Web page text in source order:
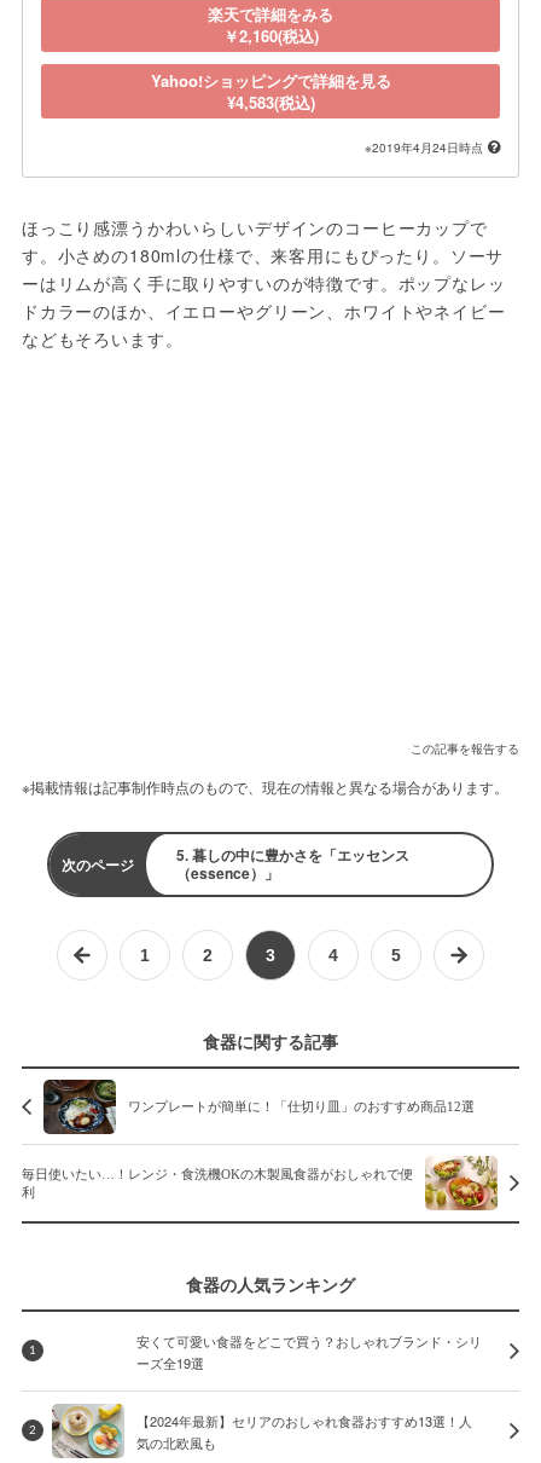
楽天で詳細をみる
￥2,160(税込)
Yahoo!ショッピングで詳細を見る
¥4,583(税込)
※2019年4月24日時点
ほっこり感漂うかわいらしいデザインのコーヒーカップで
す。小さめの180mlの仕様で、来客用にもぴったり。ソーサ
ーはリムが高く手に取りやすいのが特徴です。ポップなレッ
ドカラーのほか、イエローやグリーン、ホワイトやネイビー
などもそろいます。
この記事を報告する
※掲載情報は記事制作時点のもので、現在の情報と異なる場合があります。
次のページ
5. 暮しの中に豊かさを「エッセンス
（essence）」
1 2 3 4 5
食器に関する記事
ワンプレートが簡単に！「仕切り皿」のおすすめ商品12選
毎日使いたい…！レンジ・食洗機OKの木製風食器がおしゃれで便
利
食器の人気ランキング
1
安くて可愛い食器をどこで買う？おしゃれブランド・シリ
ーズ全19選
2
【2024年最新】セリアのおしゃれ食器おすすめ13選！人
気の北欧風も